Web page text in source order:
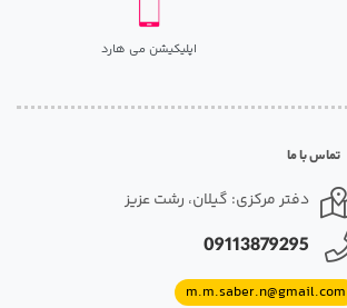
اپلیکیشن می هارد
تماس با ما
دفتر مرکزی: گیلان، رشت عزیز
09113879295
m.m.saber.n@gmail.com